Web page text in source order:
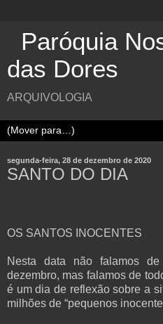
Paróquia
das Dores
ARQUIVOLOGIA
segunda-feira, 28 de dezembro de 2020
SANTO DO DIA
OS SANTOS INOCENTES
Nesta data não falamos
dezembro, mas falamos de
é um dia de reflexão sobre a
milhões de “pequenos